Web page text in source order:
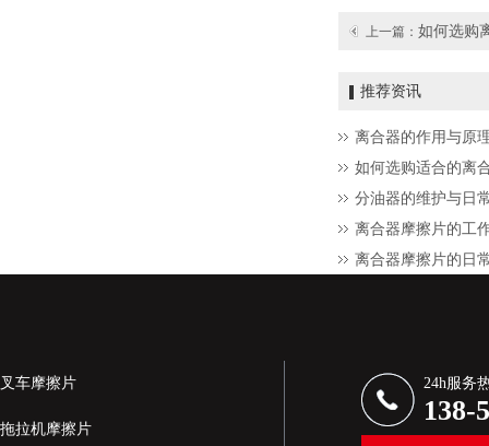
上一篇： 如何选购
推荐资讯
离合器的作用与原
如何选购适合的离
分油器的维护与日
离合器摩擦片的工
离合器摩擦片的日
叉车摩擦片
拖拉机摩擦片
24h服务
138-